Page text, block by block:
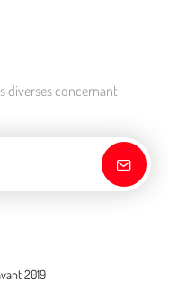
diverses concernant
2019